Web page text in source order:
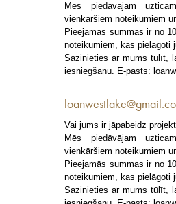
Mēs piedāvājam
vienkāršiem noteikumiem
Pieejamās summas ir no
noteikumiem, kas pielāgoti
Sazinieties ar mums tūlīt,
iesniegšanu. E-pasts:
Vai jums ir jāpabeidz
Mēs piedāvājam
vienkāršiem noteikumiem
Pieejamās summas ir no
noteikumiem, kas pielāgoti
Sazinieties ar mums tūlīt,